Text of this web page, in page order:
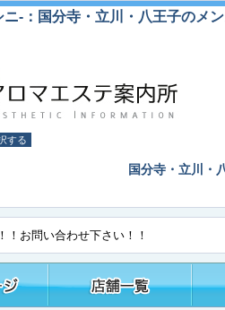
-：国分寺・立川・八王子のメ
する 有料掲載店舗様、プ
国分寺・立川・
！お問い合わせ下さい！！